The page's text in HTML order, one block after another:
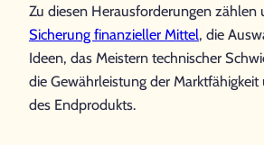
Zu diesen Herausforderungen zählen
Sicherung finanzieller Mittel, die
Ideen, das Meistern technischer
die Gewährleistung der
des Endprodukts.